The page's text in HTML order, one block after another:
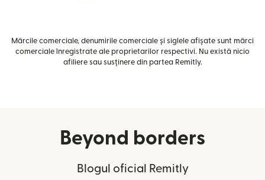
Mărcile comerciale, denumirile comerciale și siglele afișate sunt mărci
comerciale înregistrate ale proprietarilor respectivi. Nu există nicio
afiliere sau susținere din partea Remitly.
Beyond borders
Blogul oficial Remitly